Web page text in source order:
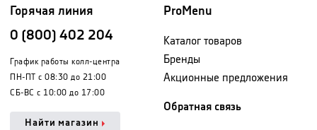
Горячая линия
0 (800) 402 204
График работы колл-центра
ПН-ПТ с 08:30 до 21:00
СБ-ВС с 10:00 до 17:00
Найти магазин
ProMenu
Каталог товаров
Бренды
Акционные предложения
Обратная связь